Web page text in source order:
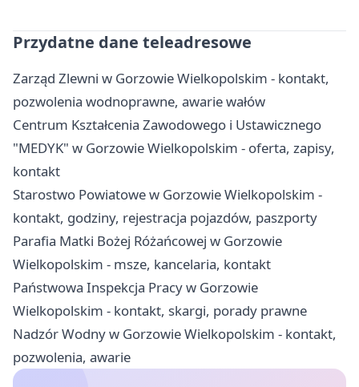
Przydatne dane teleadresowe
Zarząd Zlewni w Gorzowie Wielkopolskim - kontakt,
pozwolenia wodnoprawne, awarie wałów
Centrum Kształcenia Zawodowego i Ustawicznego
"MEDYK" w Gorzowie Wielkopolskim - oferta, zapisy,
kontakt
Starostwo Powiatowe w Gorzowie Wielkopolskim -
kontakt, godziny, rejestracja pojazdów, paszporty
Parafia Matki Bożej Różańcowej w Gorzowie
Wielkopolskim - msze, kancelaria, kontakt
Państwowa Inspekcja Pracy w Gorzowie
Wielkopolskim - kontakt, skargi, porady prawne
Nadzór Wodny w Gorzowie Wielkopolskim - kontakt,
pozwolenia, awarie